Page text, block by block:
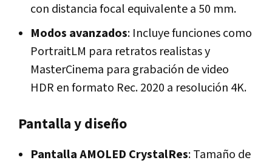
con distancia focal equivalente a 50 mm.
Modos avanzados: Incluye funciones como
PortraitLM para retratos realistas y
MasterCinema para grabación de video
HDR en formato Rec. 2020 a resolución 4K.
Pantalla y diseño
Pantalla AMOLED CrystalRes: Tamaño de